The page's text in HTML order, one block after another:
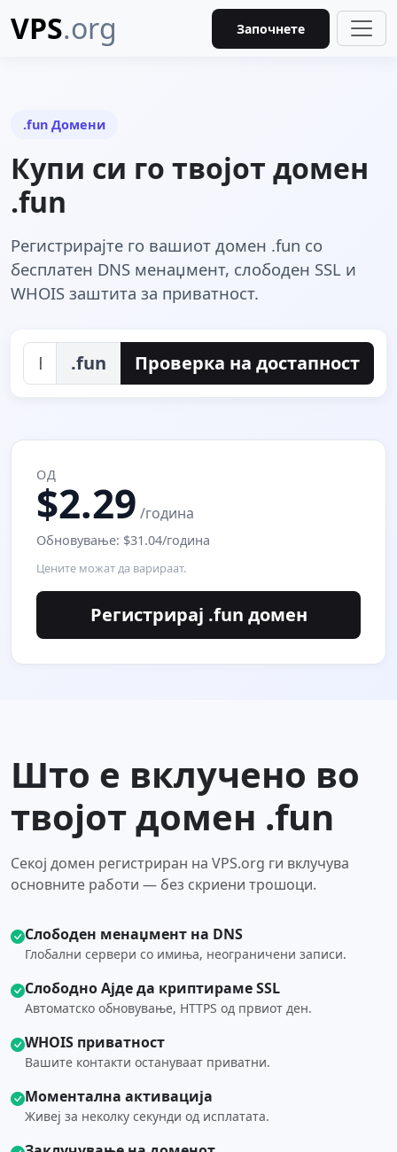
VPS.org Започнете
.fun Домени
Купи си го твојот домен
.fun
Регистрирајте го вашиот домен .fun со
бесплатен DNS менаџмент, слободен SSL и
WHOIS заштита за приватност.
.fun Проверка на достапност
ОД
$2.29 /година
Обновување: $31.04/година
Цените можат да варираат.
Регистрирај .fun домен
Што е вклучено во
твојот домен .fun
Секој домен регистриран на VPS.org ги вклучува
основните работи — без скриени трошоци.
Слободен менаџмент на DNS
Глобални сервери со имиња, неограничени записи.
Слободно Ајде да криптираме SSL
Автоматско обновување, HTTPS од првиот ден.
WHOIS приватност
Вашите контакти остануваат приватни.
Моментална активација
Живеј за неколку секунди од исплатата.